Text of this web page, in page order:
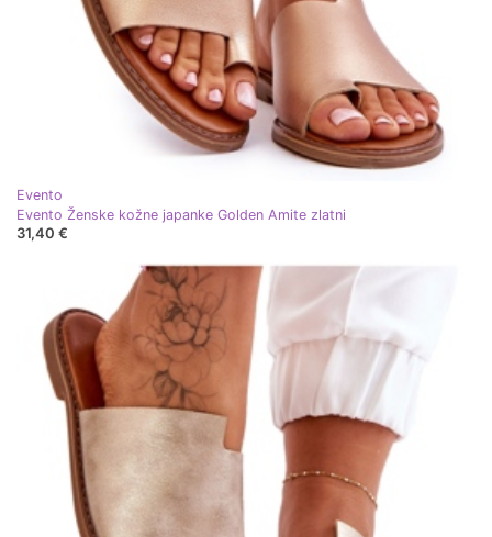
Evento
Evento Ženske kožne japanke Golden Amite zlatni
31,40 €